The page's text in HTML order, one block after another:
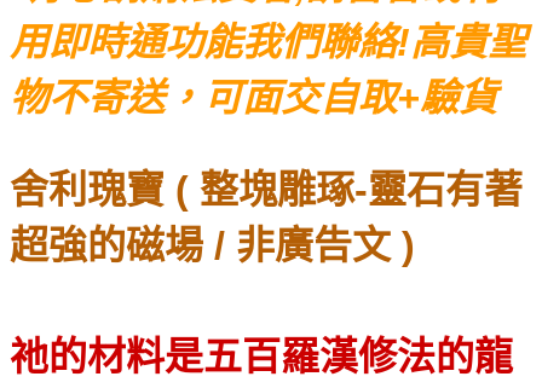
用即時通功能我們聯絡!高貴聖
物不寄送，可面交自取+驗貨
舍利瑰寶 ( 整塊雕琢-靈石有著
超強的磁場 / 非廣告文 )
祂的材料是五百羅漢修法的龍